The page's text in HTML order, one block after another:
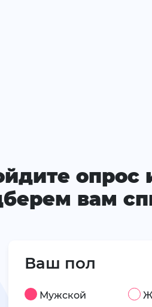
опрос
вам
Ваш пол
Мужской